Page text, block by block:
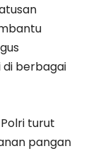
berbagai
turut
pangan